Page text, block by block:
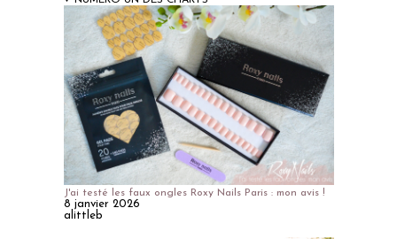
J'ai testé les faux ongles Roxy Nails Paris : mon avis !
8 janvier 2026
alittleb